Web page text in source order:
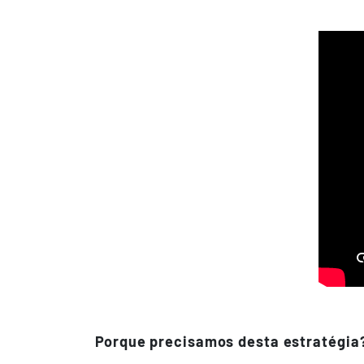
Porque precisamos desta